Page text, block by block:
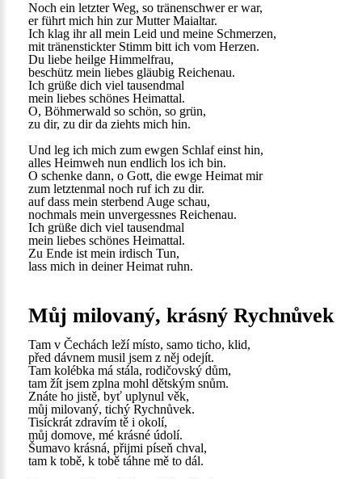
Noch ein letzter Weg, so tränenschwer er war,
er führt mich hin zur Mutter Maialtar.
Ich klag ihr all mein Leid und meine Schmerzen,
mit tränenstickter Stimm bitt ich vom Herzen.
Du liebe heilge Himmelfrau,
beschütz mein liebes gläubig Reichenau.
Ich grüße dich viel tausendmal
mein liebes schönes Heimattal.
O, Böhmerwald so schön, so grün,
zu dir, zu dir da ziehts mich hin.
Und leg ich mich zum ewgen Schlaf einst hin,
alles Heimweh nun endlich los ich bin.
O schenke dann, o Gott, die ewge Heimat mir
zum letztenmal noch ruf ich zu dir.
auf dass mein sterbend Auge schau,
nochmals mein unvergessnes Reichenau.
Ich grüße dich viel tausendmal
mein liebes schönes Heimattal.
Zu Ende ist mein irdisch Tun,
lass mich in deiner Heimat ruhn.
Můj milovaný, krásný Rychnůvek
Tam v Čechách leží místo, samo ticho, klid,
před dávnem musil jsem z něj odejít.
Tam kolébka má stála, rodičovský dům,
tam žít jsem zplna mohl dětským snům.
Znáte ho jistě, byť uplynul věk,
můj milovaný, tichý Rychnůvek.
Tisíckrát zdravím tě i okolí,
můj domove, mé krásné údolí.
Šumavo krásná, přijmi píseň chval,
tam k tobě, k tobě táhne mě to dál.